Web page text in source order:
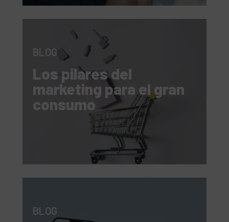
BLOG
Los pilares del
marketing para el gran
consumo
BLOG